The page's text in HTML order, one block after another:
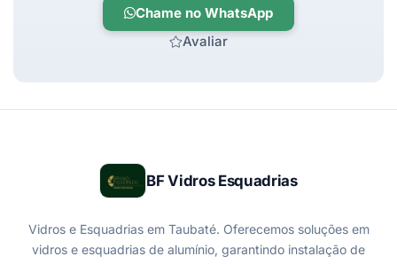
Chame no WhatsApp
Avaliar
BF Vidros Esquadrias
Vidros e Esquadrias em Taubaté. Oferecemos soluções em
vidros e esquadrias de alumínio, garantindo instalação de